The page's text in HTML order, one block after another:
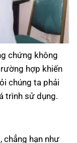
chứng không
hợp khiến
chúng ta phải
trình sử dụng.
chẳng hạn như